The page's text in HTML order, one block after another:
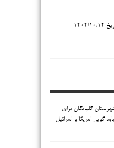
۱۲
گلپایگان برای
گویی امریکا و اسرائیل